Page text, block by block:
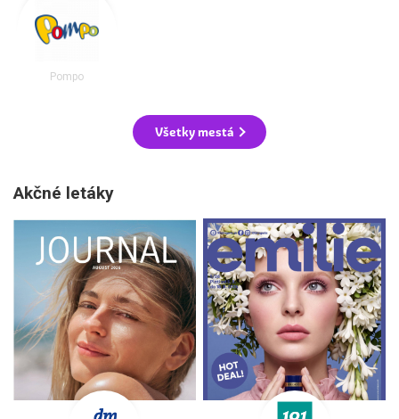
Pompo
Všetky mestá
Akčné letáky